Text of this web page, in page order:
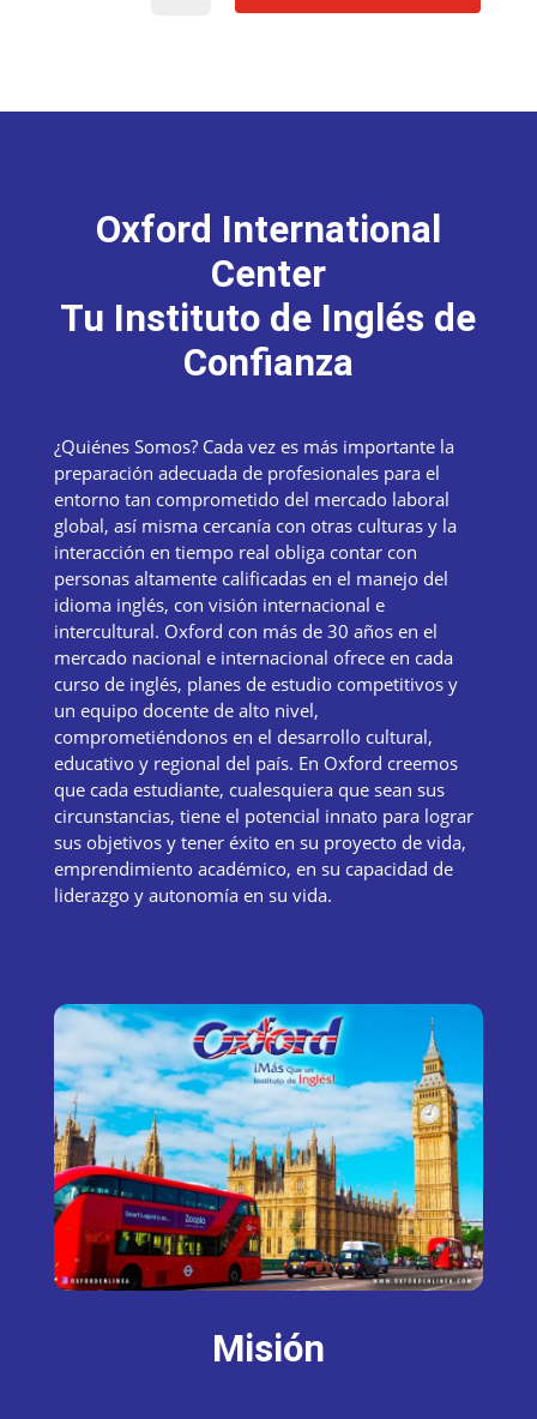
Oxford International
Center
Tu Instituto de Inglés de
Confianza
¿Quiénes Somos? Cada vez es más importante la
preparación adecuada de profesionales para el
entorno tan comprometido del mercado laboral
global, así misma cercanía con otras culturas y la
interacción en tiempo real obliga contar con
personas altamente calificadas en el manejo del
idioma inglés, con visión internacional e
intercultural. Oxford con más de 30 años en el
mercado nacional e internacional ofrece en cada
curso de inglés, planes de estudio competitivos y
un equipo docente de alto nivel,
comprometiéndonos en el desarrollo cultural,
educativo y regional del país. En Oxford creemos
que cada estudiante, cualesquiera que sean sus
circunstancias, tiene el potencial innato para lograr
sus objetivos y tener éxito en su proyecto de vida,
emprendimiento académico, en su capacidad de
liderazgo y autonomía en su vida.
Misión